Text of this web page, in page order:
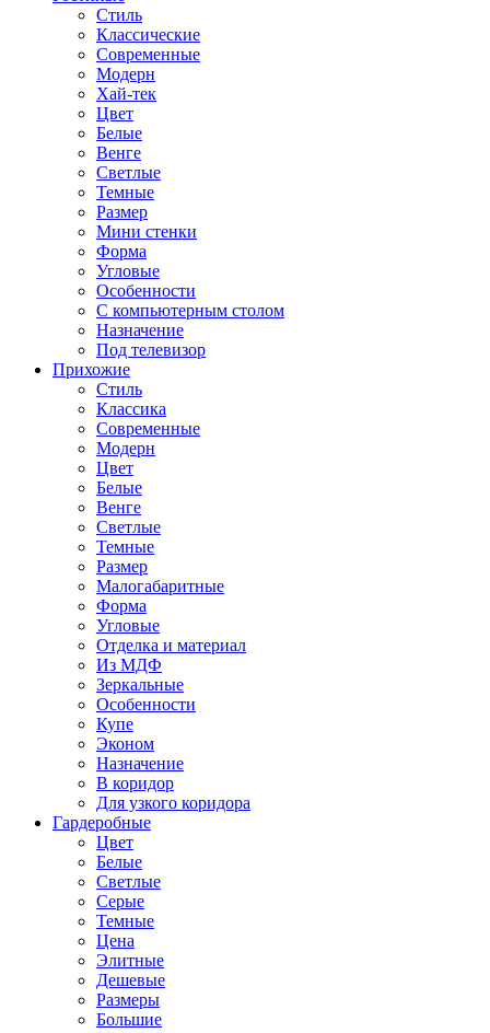
Стиль
Классические
Современные
Модерн
Хай-тек
Цвет
Белые
Венге
Светлые
Темные
Размер
Мини стенки
Форма
Угловые
Особенности
С компьютерным столом
Назначение
Под телевизор
Прихожие
Стиль
Классика
Современные
Модерн
Цвет
Белые
Венге
Светлые
Темные
Размер
Малогабаритные
Форма
Угловые
Отделка и материал
Из МДФ
Зеркальные
Особенности
Купе
Эконом
Назначение
В коридор
Для узкого коридора
Гардеробные
Цвет
Белые
Светлые
Серые
Темные
Цена
Элитные
Дешевые
Размеры
Большие